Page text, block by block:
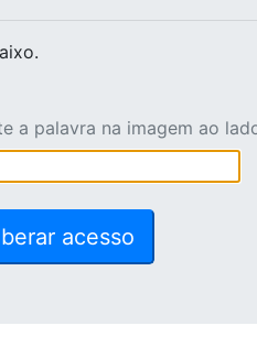
a palavra na imagem ao